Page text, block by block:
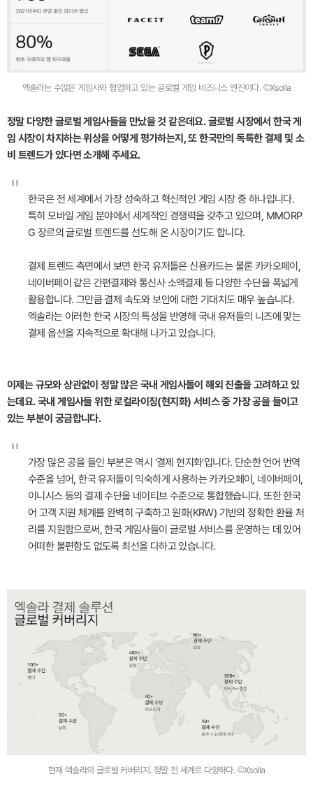
엑솔라는 수많은 게임사와 협업하고 있는 글로벌 게임 비즈니스 엔진이다. ©Xsolla
정말 다양한 글로벌 게임사들을 만났을 것 같은데요. 글로벌 시장에서 한국 게
임 시장이 차지하는 위상을 어떻게 평가하는지, 또 한국만의 독특한 결제 및 소
비 트렌드가 있다면 소개해 주세요.
"
한국은 전 세계에서 가장 성숙하고 혁신적인 게임 시장 중 하나입니다.
특히 모바일 게임 분야에서 세계적인 경쟁력을 갖추고 있으며, MMORP
G 장르의 글로벌 트렌드를 선도해 온 시장이기도 합니다.
결제 트렌드 측면에서 보면 한국 유저들은 신용카드는 물론 카카오페이,
네이버페이 같은 간편결제와 통신사 소액결제 등 다양한 수단을 폭넓게
활용합니다. 그만큼 결제 속도와 보안에 대한 기대치도 매우 높습니다.
엑솔라는 이러한 한국 시장의 특성을 반영해 국내 유저들의 니즈에 맞는
결제 옵션을 지속적으로 확대해 나가고 있습니다.
이제는 규모와 상관없이 정말 많은 국내 게임사들이 해외 진출을 고려하고 있
는데요. 국내 게임사들 위한 로컬라이징(현지화) 서비스 중 가장 공을 들이고
있는 부분이 궁금합니다.
"
가장 많은 공을 들인 부분은 역시 '결제 현지화'입니다. 단순한 언어 번역
수준을 넘어, 한국 유저들이 익숙하게 사용하는 카카오페이, 네이버페이,
이니시스 등의 결제 수단을 네이티브 수준으로 통합했습니다. 또한 한국
어 고객 지원 체계를 완벽히 구축하고 원화(KRW) 기반의 정확한 환율 처
리를 지원함으로써, 한국 게임사들이 글로벌 서비스를 운영하는 데 있어
어떠한 불편함도 없도록 최선을 다하고 있습니다.
현재 엑솔라의 글로벌 커버리지. 정말 전 세계로 다양하다. ©Xsolla